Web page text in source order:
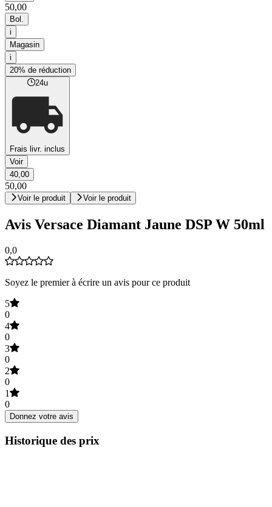
50,00
Bol.
i
Magasin
i
20% de réduction
24u
Frais livr. inclus
Voir
40,00
50,00
Voir le produit Voir le produit
Avis Versace Diamant Jaune DSP W 50ml
0,0
Soyez le premier à écrire un avis pour ce produit
5
0
4
0
3
0
2
0
1
0
Donnez votre avis
Historique des prix